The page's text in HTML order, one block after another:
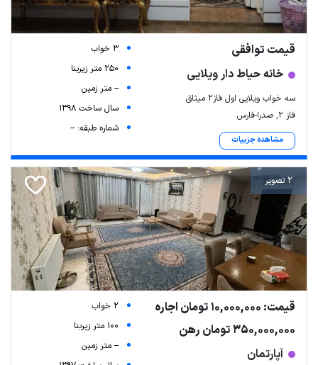
قیمت توافقی
خانه حیاط دار ویلایی
سه خواب ویلایی اول فاز۲ میثاق
فاز ۲, صدرا-فارس
مشاهده جزییات
3 خواب
250 متر زیربنا
-- متر زمین
سال ساخت 1398
شماره طبقه: --
2 تصویر
قیمت: 10,000,000 تومان اجاره
350,000,000 تومان رهن
آپارتمان
2 خواب
100 متر زیربنا
-- متر زمین